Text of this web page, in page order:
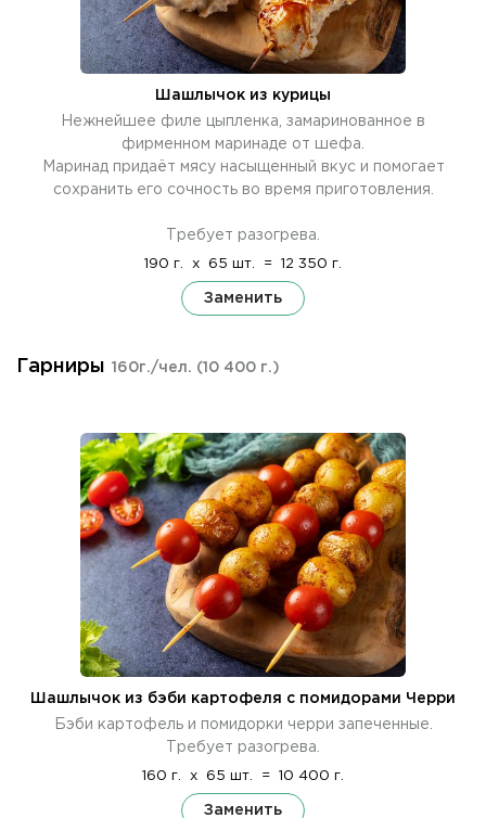
Шашлычок из курицы
Нежнейшее филе цыпленка, замаринованное в
фирменном маринаде от шефа.
Маринад придаёт мясу насыщенный вкус и помогает
сохранить его сочность во время приготовления.
Требует разогрева.
190 г. x 65 шт. = 12 350 г.
Заменить
Гарниры 160г./чел. (10 400 г.)
Шашлычок из бэби картофеля с помидорами Черри
Бэби картофель и помидорки черри запеченные.
Требует разогрева.
160 г. x 65 шт. = 10 400 г.
Заменить